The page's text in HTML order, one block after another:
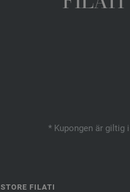
* Kupongen är giltig
STORE FILATI